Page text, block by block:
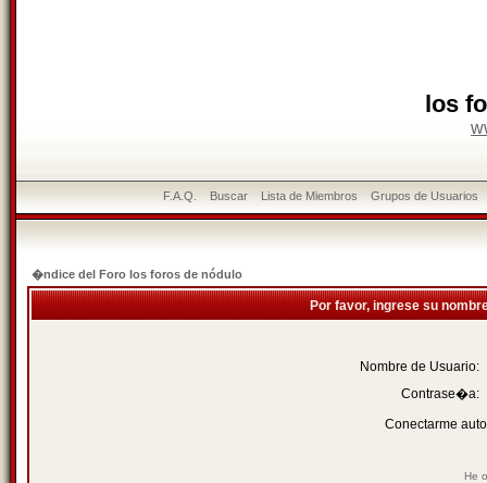
los
F.A.Q. Buscar Lista de Miembros Grupos de Usuarios
�ndice del Foro los foros de nódulo
Por favor, ingrese su
Nombre de Usuario:
Contrase�a:
Conectarme
He